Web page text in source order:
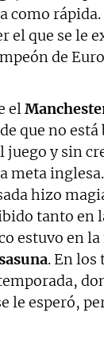
como
el que se le
de
el
que no está
juego y sin
meta
hizo
tanto en
estuvo en
. En
le esperó,